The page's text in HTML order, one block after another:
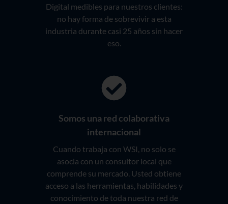
Digital medibles para nuestros clientes:
no hay forma de sobrevivir a esta
industria durante casi 25 años sin hacer
eso.
Somos una red colaborativa
internacional
Cuando trabaja con WSI, no solo se
asocia con un consultor local que
comprende su mercado. Usted obtiene
acceso a las herramientas, habilidades y
conocimiento de toda nuestra red de